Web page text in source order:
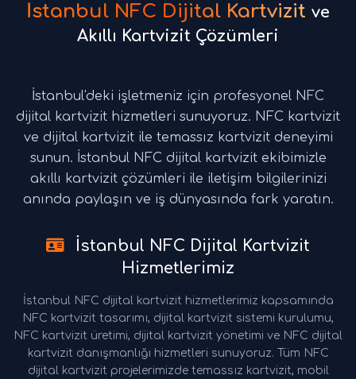
İstanbul NFC Dijital Kartvizit ve
Akıllı Kartvizit Çözümleri
İstanbul'deki işletmeniz için profesyonel NFC
dijital kartvizit hizmetleri sunuyoruz. NFC kartvizit
ve dijital kartvizit ile temassız kartvizit deneyimi
sunun. İstanbul NFC dijital kartvizit ekibimizle
akıllı kartvizit çözümleri ile iletişim bilgilerinizi
anında paylaşın ve iş dünyasında fark yaratın.
İstanbul NFC Dijital Kartvizit
Hizmetlerimiz
İstanbul NFC dijital kartvizit hizmetlerimiz kapsamında
NFC kartvizit tasarımı, dijital kartvizit sistemi kurulumu,
NFC kartvizit üretimi, dijital kartvizit yönetimi ve NFC dijital
kartvizit danışmanlığı hizmetleri sunuyoruz. Tüm NFC
dijital kartvizit projelerimizde temassız kartvizit, mobil